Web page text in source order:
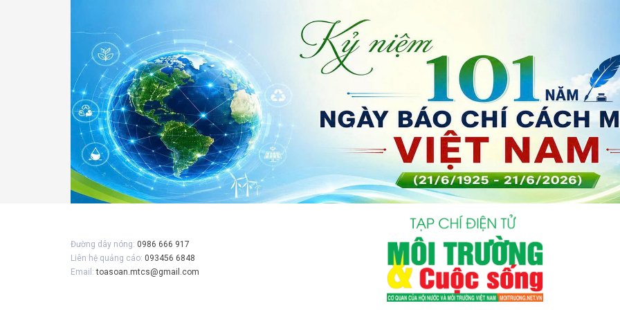
Đường dây nóng: 0986 666 917
Liên hệ quảng cáo: 093456 6848
Email:toasoan.mtcs@gmail.com
Gửi bình luận